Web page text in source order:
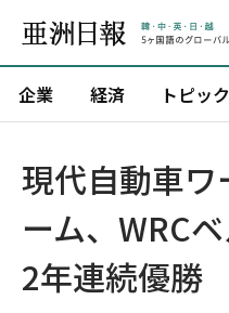
企業 経済 トピッ
現代自動車
ーム、WRC
2年連続優勝